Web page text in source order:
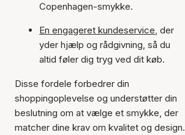
Copenhagen-smykke.
En engageret kundeservice, der
yder hjælp og rådgivning, så du
altid føler dig tryg ved dit køb.
Disse fordele forbedrer din
shoppingoplevelse og understøtter din
beslutning om at vælge et smykke, der
matcher dine krav om kvalitet og design.